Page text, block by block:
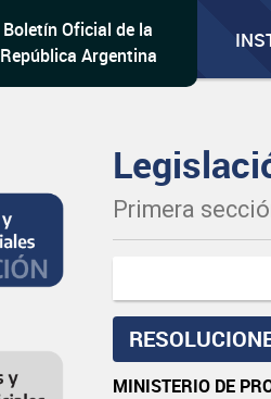
Boletín Oficial de la
República Argentina
Primera
MINISTERIO DE